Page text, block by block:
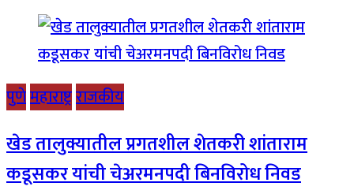
पुणेमहाराष्ट्रराजकीय
खेड तालुक्यातील प्रगतशील शेतकरी शांताराम
कडूसकर यांची चेअरमनपदी बिनविरोध निवड